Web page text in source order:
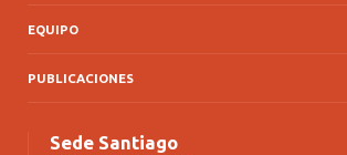
EQUIPO
PUBLICACIONES
Sede Santiago